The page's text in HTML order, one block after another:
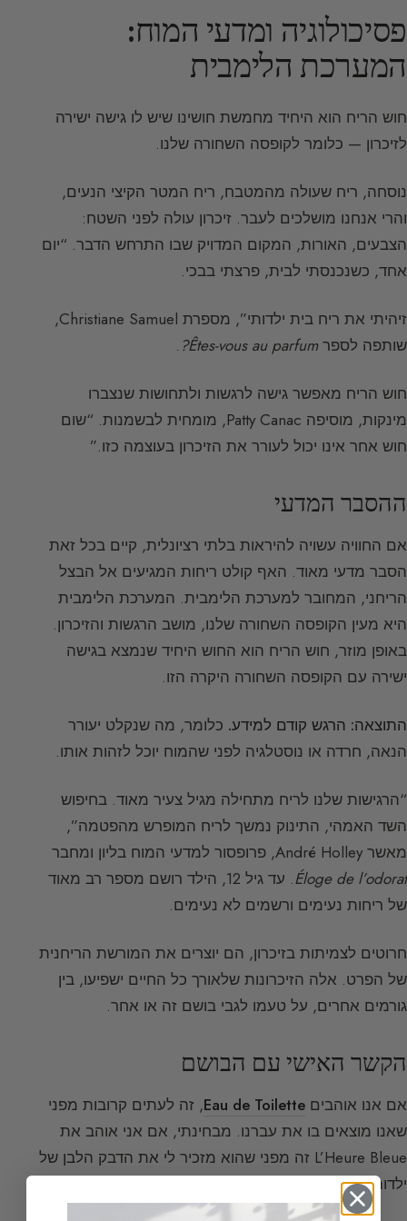
פסיכולוגיה ומדעי המוח:
המערכת הלימבית
חוש הריח הוא היחיד מחמשת חושינו שיש לו גישה ישירה
לזיכרון — כלומר לקופסה השחורה שלנו.
נוסחה, ריח שעולה מהמטבח, ריח המטר הקיצי הנעים,
והרי אנחנו מושלכים לעבר. זיכרון עולה לפני השטח:
הצבעים, האורות, המקום המדויק שבו התרחש הדבר. “יום
אחד, כשנכנסתי לבית, פרצתי בבכי.
זיהיתי את ריח בית ילדותי”, מספרת Christiane Samuel,
שותפה לספרÊtes-vous au parfum?
.
חוש הריח מאפשר גישה לרגשות ולתחושות שנצברו
מינקות, מוסיפה Patty Canac, מומחית לבשמנות. “שום
חוש אחר אינו יכול לעורר את הזיכרון בעוצמה כזו.”
ההסבר המדעי
אם החוויה עשויה להיראות בלתי רציונלית, קיים בכל זאת
הסבר מדעי מאוד. האף קולט ריחות המגיעים אל הבצל
הריחני, המחובר למערכת הלימבית. המערכת הלימבית
היא מעין הקופסה השחורה שלנו, מושב הרגשות והזיכרון.
באופן מוזר, חוש הריח הוא החוש היחיד שנמצא בגישה
ישירה עם הקופסה השחורה היקרה הזו.
התוצאה: הרגש קודם למידע. כלומר, מה שנקלט יעורר
הנאה, חרדה או נוסטלגיה לפני שהמוח יוכל לזהות אותו.
“הרגישות שלנו לריח מתחילה מגיל צעיר מאוד. בחיפוש
השד האמהי, התינוק נמשך לריח המופרש מהפטמה”,
מאשר André Holley, פרופסור למדעי המוח בליון ומחבר
Éloge de l’odorat
. עד גיל 12, הילד רושם מספר רב מאוד
של ריחות נעימים ורשמים לא נעימים.
חרוטים לצמיתות בזיכרון, הם יוצרים את המורשת הריחנית
של הפרט. אלה הזיכרונות שלאורך כל החיים ישפיעו, בין
גורמים אחרים, על טעמו לגבי בושם זה או אחר.
הקשר האישי עם הבושם
אם אנו אוהבים Eau de Toilette, זה לעתים קרובות מפני
שאנו מוצאים בו את עברנו. מבחינתי, אם אני אוהב את
L’Heure Bleue זה מפני שהוא מזכיר לי את הדבק הלבן של
ילדותי, הוופלים עם וניל ואת שפתוני האדום שגנבתי מאמי.